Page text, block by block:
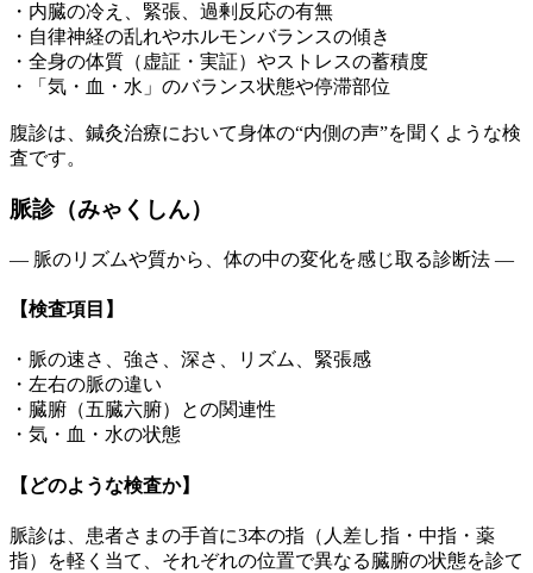
・内臓の冷え、緊張、過剰反応の有無
・自律神経の乱れやホルモンバランスの傾き
・全身の体質（虚証・実証）やストレスの蓄積度
・「気・血・水」のバランス状態や停滞部位
腹診は、鍼灸治療において身体の“内側の声”を聞くような検
査です。
脈診（みゃくしん）
― 脈のリズムや質から、体の中の変化を感じ取る診断法 ―
【検査項目】
・脈の速さ、強さ、深さ、リズム、緊張感
・左右の脈の違い
・臓腑（五臓六腑）との関連性
・気・血・水の状態
【どのような検査か】
脈診は、患者さまの手首に3本の指（人差し指・中指・薬
指）を軽く当て、それぞれの位置で異なる臓腑の状態を診て